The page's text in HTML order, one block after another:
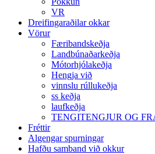
VR
Dreifingaraðilar okkar
Vörur
Færibandskeðja
Landbúnaðarkeðja
Mótorhjólakeðja
Hengja við
vinnslu rúllukeðja
ss keðja
laufkeðja
TENGITENGJUR OG
Fréttir
Algengar spurningar
Hafðu samband við okkur